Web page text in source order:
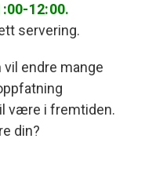
12:00.
servering.
vil endre mange
være i fremtiden.
din?